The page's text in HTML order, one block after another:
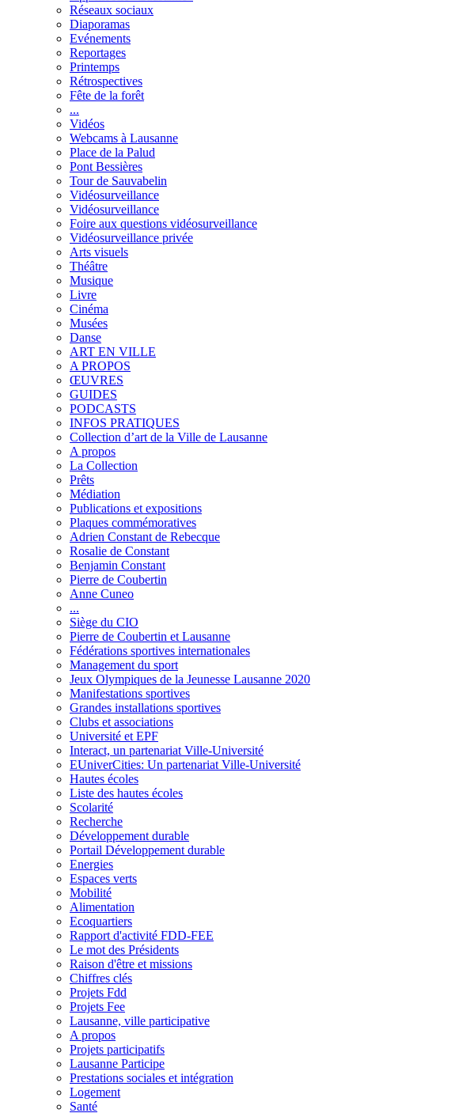
Réseaux sociaux
Diaporamas
Evénements
Reportages
Printemps
Rétrospectives
Fête de la forêt
...
Vidéos
Webcams à Lausanne
Place de la Palud
Pont Bessières
Tour de Sauvabelin
Vidéosurveillance
Vidéosurveillance
Foire aux questions vidéosurveillance
Vidéosurveillance privée
Arts visuels
Théâtre
Musique
Livre
Cinéma
Musées
Danse
ART EN VILLE
A PROPOS
ŒUVRES
GUIDES
PODCASTS
INFOS PRATIQUES
Collection d’art de la Ville de Lausanne
A propos
La Collection
Prêts
Médiation
Publications et expositions
Plaques commémoratives
Adrien Constant de Rebecque
Rosalie de Constant
Benjamin Constant
Pierre de Coubertin
Anne Cuneo
...
Siège du CIO
Pierre de Coubertin et Lausanne
Fédérations sportives internationales
Management du sport
Jeux Olympiques de la Jeunesse Lausanne 2020
Manifestations sportives
Grandes installations sportives
Clubs et associations
Université et EPF
Interact, un partenariat Ville-Université
EUniverCities: Un partenariat Ville-Université
Hautes écoles
Liste des hautes écoles
Scolarité
Recherche
Développement durable
Portail Développement durable
Energies
Espaces verts
Mobilité
Alimentation
Ecoquartiers
Rapport d'activité FDD-FEE
Le mot des Présidents
Raison d'être et missions
Chiffres clés
Projets Fdd
Projets Fee
Lausanne, ville participative
A propos
Projets participatifs
Lausanne Participe
Prestations sociales et intégration
Logement
Santé